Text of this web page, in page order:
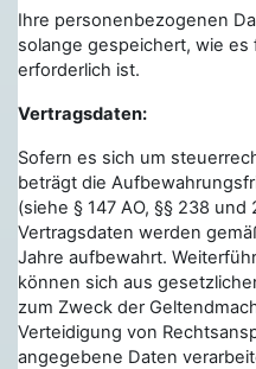
Ihre personenbezogenen
solange gespeichert, wie
erforderlich ist.
Vertragsdaten:
Sofern es sich um
beträgt die
(siehe § 147 AO, §§ 238 und
Vertragsdaten werden
Jahre aufbewahrt.
können sich aus
zum Zweck der
Verteidigung von
angegebene Daten